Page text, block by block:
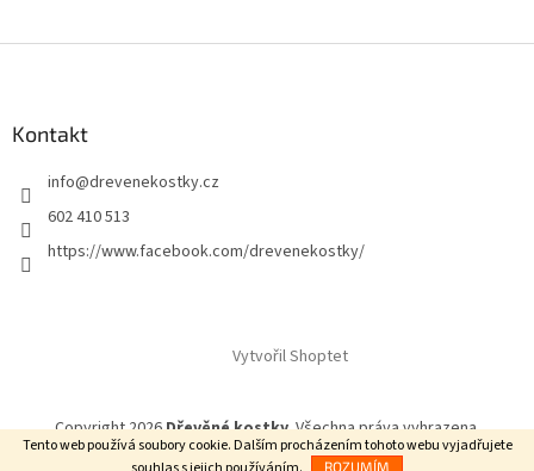
Tento web používá soubory cookie. Dalším procházením tohoto webu vyjadřujete
ROZUMÍM
Kontakt
info@drevenekostky.cz
602 410 513
https://www.facebook.com/drevenekostky/
Vytvořil Shoptet
Copyright 2026Dřevěné kostky. Všechna práva vyhrazena.